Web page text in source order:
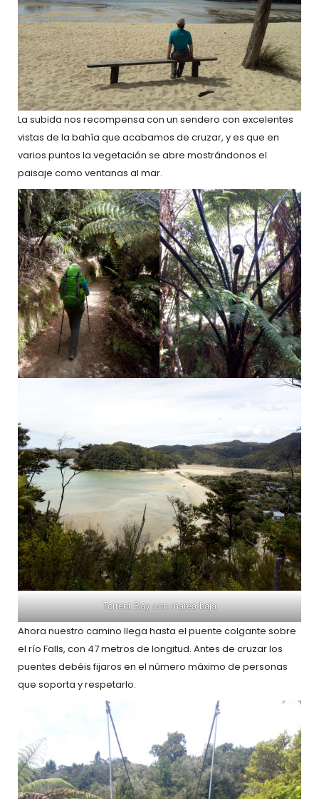
La subida nos recompensa con un sendero con excelentes
vistas de la bahía que acabamos de cruzar, y es que en
varios puntos la vegetación se abre mostrándonos el
paisaje como ventanas al mar.
Torrent Bay con marea baja
Ahora nuestro camino llega hasta el puente colgante sobre
el río Falls, con 47 metros de longitud. Antes de cruzar los
puentes debéis fijaros en el número máximo de personas
que soporta y respetarlo.